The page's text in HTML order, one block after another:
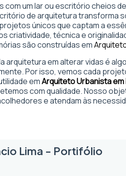
com um lar ou escritório cheios
de arquitetura transforma
únicos que captam a
criatividade, técnica e
são construídas em
arquitetura em alterar vidas é
Por isso, vemos cada
emArquiteto Urbanista em
com qualidade. Nosso
e atendam às
Lima - Portifólio